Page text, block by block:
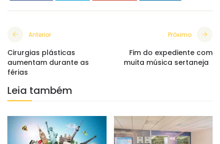
Anterior
Cirurgias plásticas
aumentam durante as
férias
Próximo
Fim do expediente com
muita música sertaneja
Leia também